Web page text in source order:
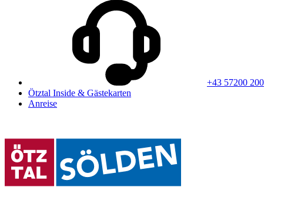
+43 57200 200
Ötztal Inside & Gästekarten
Anreise